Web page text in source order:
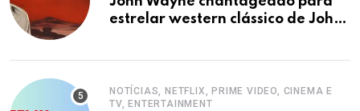
estrelar western clássico de John
NOTÍCIAS, NETFLIX, PRIME VIDEO, CINEMA E
TV, ENTERTAINMENT